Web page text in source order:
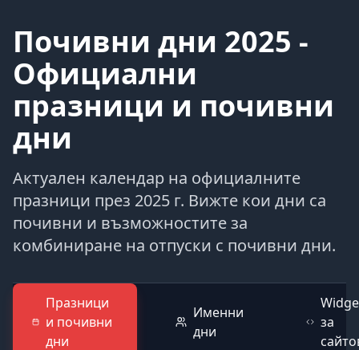
Почивни дни 2025 -
Официални
празници и почивни
дни
Актуален календар на официалните
празници през 2025 г. Вижте кои дни са
почивни и възможностите за
комбиниране на отпуски с почивни дни.
Празници
и почивни
дни
Именни
дни
за